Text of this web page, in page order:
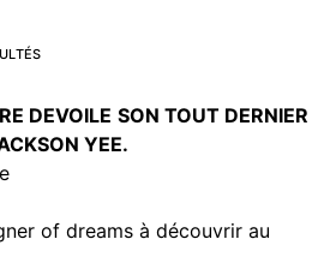
DEVOILE SON TOUT DERNIER
YEE.
of dreams à découvrir au